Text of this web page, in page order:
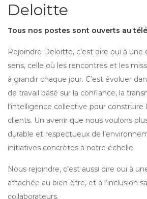
Deloitte
Tous nos postes sont ouverts au
Rejoindre Deloitte, c’est dire oui à une
sens, celle où les rencontres et les
à grandir chaque jour. C’est évoluer
de travail basé sur la confiance, la
l’intelligence collective pour construire
clients. Un avenir que nous voulons
durable et respectueux de
initiatives concrètes à notre échelle.
Nous rejoindre, c’est aussi dire oui à
attachée au bien-être, et à l’inclusion
collaborateurs.